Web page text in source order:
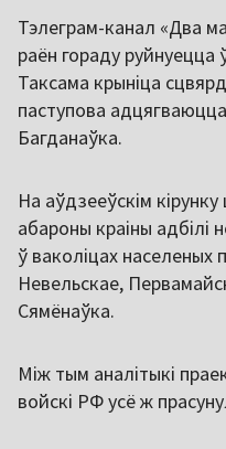
Тэлеграм-канал «Два
раён гораду руйнуецца
Таксама крыніца
паступова
Багданаўка.
На аўдзееўскім
абароны краіны адбілі
ў ваколіцах населеных
Невельскае,
Сямёнаўка.
Між тым аналітыкі
войскі РФ усё ж